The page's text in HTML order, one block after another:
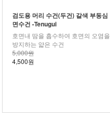
검도용 머리 수건(두건) 갈색 부동심
면수건 -Tenugui
호면내 땀을 흡수하여 호면의 오염을
방지하는 얇은 수건
5,000원
4,500원